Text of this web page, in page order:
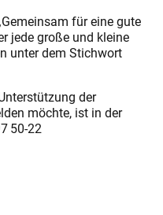
für eine gute
jede große und kleine
unter dem Stichwort
der
möchte, ist in der
50-22